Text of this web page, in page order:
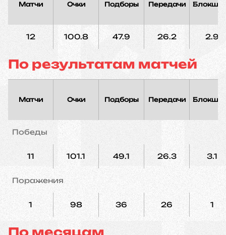
Матчи Очки Подборы Передачи
12 100.8 47.9 26.2 2.9
По результатам матчей
Матчи Очки Подборы Передачи
Победы
11 101.1 49.1 26.3 3.1
Поражения
1 98 36 26 1
По месяцам